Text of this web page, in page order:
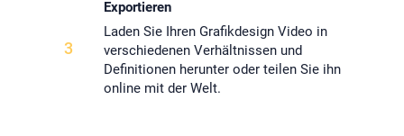
3
Exportieren
Laden Sie Ihren Grafikdesign Video in
verschiedenen Verhältnissen und
Definitionen herunter oder teilen Sie ihn
online mit der Welt.